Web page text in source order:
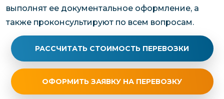
выполнят ее документальное оформление, а
также проконсультируют по всем вопросам.
РАССЧИТАТЬ СТОИМОСТЬ ПЕРЕВОЗКИ
ОФОРМИТЬ ЗАЯВКУ НА ПЕРЕВОЗКУ